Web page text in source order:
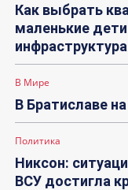
Как выбрать
маленькие
инфраструктура
В Мире
В Братиславе
Политика
Никсон:
ВСУ достигла